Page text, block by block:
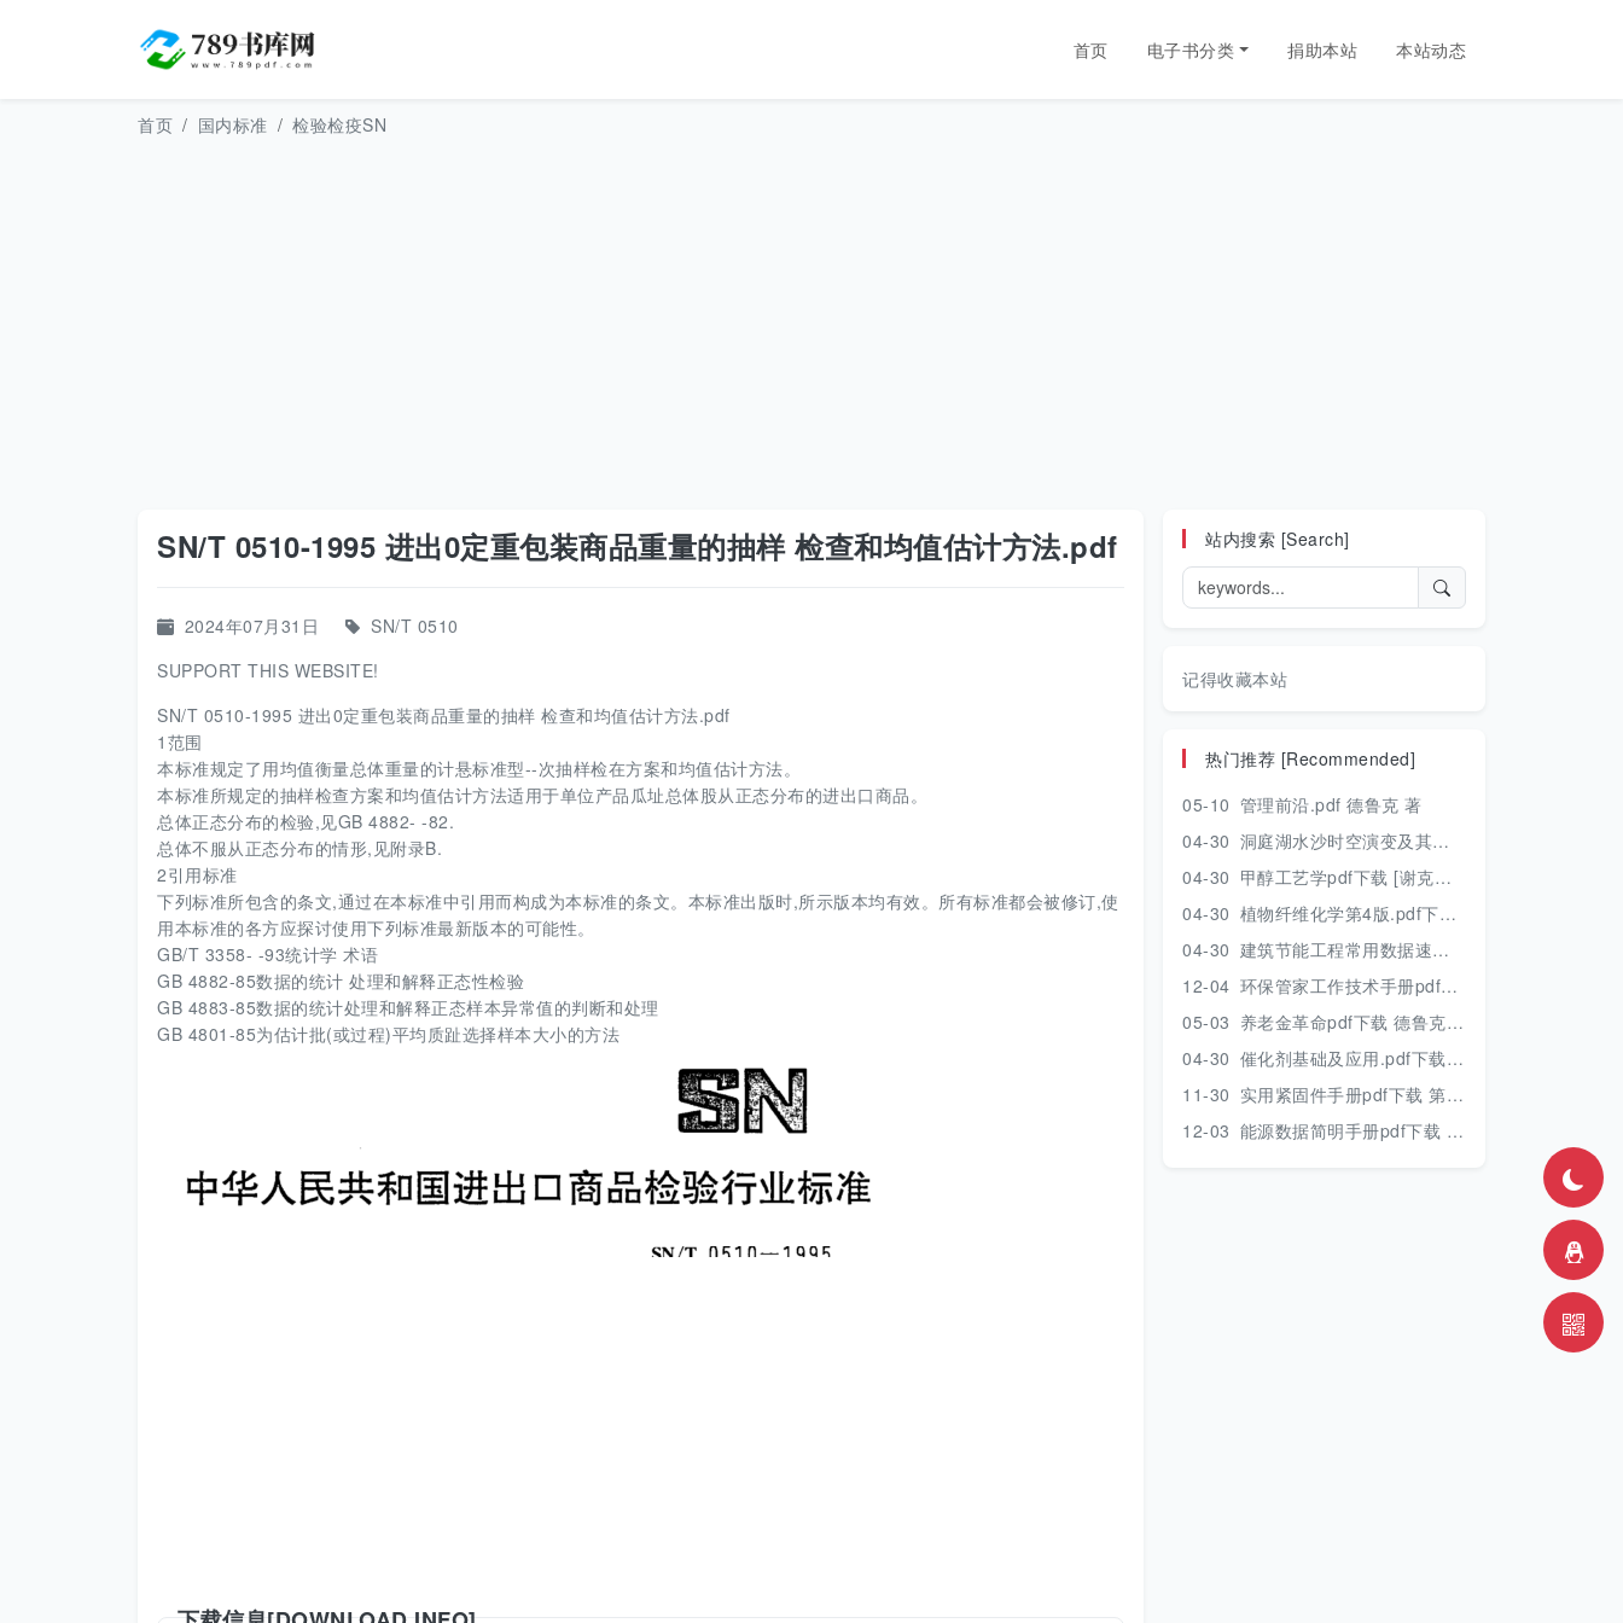
首页 电子书分类 捐助本站 本站动态
首页 国内标准 检验检疫SN
SN/T 0510-1995 进出0定重包装商品重量的抽样 检查和均值估计方法.pdf
2024年07月31日
SN/T 0510
SUPPORT THIS WEBSITE!
SN/T 0510-1995 进出0定重包装商品重量的抽样 检查和均值估计方法.pdf
1范围
本标准规定了用均值衡量总体重量的计悬标准型--次抽样检在方案和均值估计方法。
本标准所规定的抽样检查方案和均值估计方法适用于单位产品瓜址总体股从正态分布的进出口商品。
总体正态分布的检验,见GB 4882- -82.
总体不服从正态分布的情形,见附录B.
2引用标准
下列标准所包含的条文,通过在本标准中引用而构成为本标准的条文。本标准出版时,所示版本均有效。所有标准都会被修订,使
用本标准的各方应探讨使用下列标准最新版本的可能性。
GB/T 3358- -93统计学 术语
GB 4882-85数据的统计 处理和解释正态性检验
GB 4883-85数据的统计处理和解释正态样本异常值的判断和处理
GB 4801-85为估计批(或过程)平均质趾选择样本大小的方法
站内搜索 [Search]
记得收藏本站
热门推荐 [Recommended]
05-10 管理前沿.pdf 德鲁克 著
04-30 洞庭湖水沙时空演变及其对水资源安全的影响研究.pdf 胡光伟 著 2017年版
04-30 甲醇工艺学pdf下载 [谢克昌 房鼎业主编] 2010年版
04-30 植物纤维化学第4版.pdf下载 [裴继诚主编] 2012年版
04-30 建筑节能工程常用数据速查手册.pdf下载 [陈慢勤著] 2010年版
12-04 环保管家工作技术手册pdf下载 2019年版
05-03 养老金革命pdf下载 德鲁克 著
04-30 催化剂基础及应用.pdf下载 [季生福 张谦温 赵彬侠编] 2011年版
11-30 实用紧固件手册pdf下载 第三版 2018年版
12-03 能源数据简明手册pdf下载 2017版